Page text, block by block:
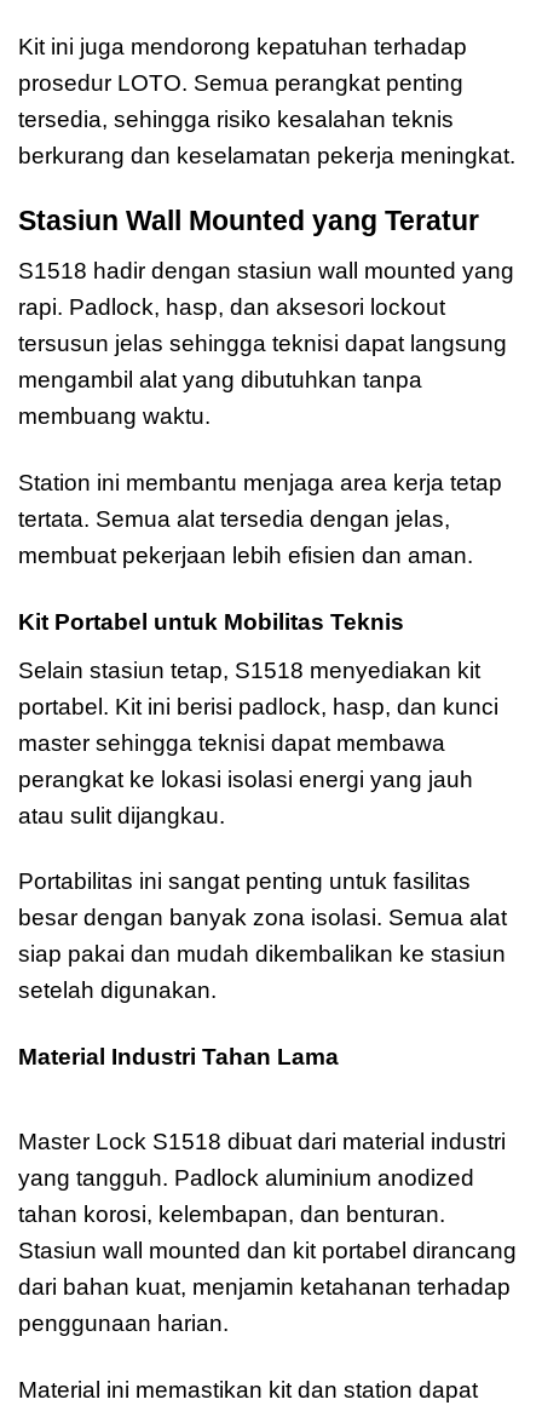
Kit ini juga mendorong kepatuhan terhadap
prosedur LOTO. Semua perangkat penting
tersedia, sehingga risiko kesalahan teknis
berkurang dan keselamatan pekerja meningkat.
Stasiun Wall Mounted yang Teratur
S1518 hadir dengan stasiun wall mounted yang
rapi. Padlock, hasp, dan aksesori lockout
tersusun jelas sehingga teknisi dapat langsung
mengambil alat yang dibutuhkan tanpa
membuang waktu.
Station ini membantu menjaga area kerja tetap
tertata. Semua alat tersedia dengan jelas,
membuat pekerjaan lebih efisien dan aman.
Kit Portabel untuk Mobilitas Teknis
Selain stasiun tetap, S1518 menyediakan kit
portabel. Kit ini berisi padlock, hasp, dan kunci
master sehingga teknisi dapat membawa
perangkat ke lokasi isolasi energi yang jauh
atau sulit dijangkau.
Portabilitas ini sangat penting untuk fasilitas
besar dengan banyak zona isolasi. Semua alat
siap pakai dan mudah dikembalikan ke stasiun
setelah digunakan.
Material Industri Tahan Lama
Master Lock S1518 dibuat dari material industri
yang tangguh. Padlock aluminium anodized
tahan korosi, kelembapan, dan benturan.
Stasiun wall mounted dan kit portabel dirancang
dari bahan kuat, menjamin ketahanan terhadap
penggunaan harian.
Material ini memastikan kit dan station dapat